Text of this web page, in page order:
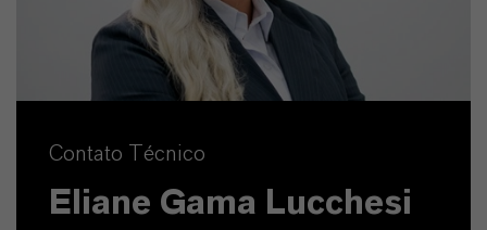
Contato Técnico
Eliane Gama Lucchesi